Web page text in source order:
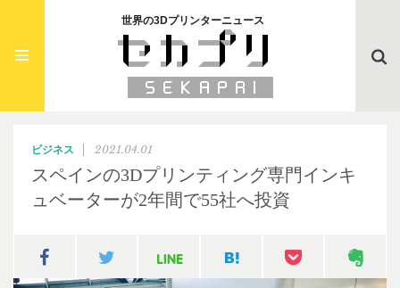
世界の3Dプリンターニュース
ビジネス 2021.04.01
スペインの3Dプリンティング専門インキ
ュベーターが2年間で55社へ投資